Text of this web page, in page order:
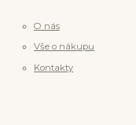
O nás
Vše o nákupu
Kontakty